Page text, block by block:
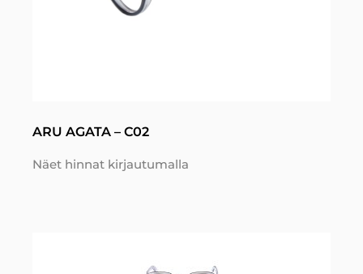
ARU AGATA – C02
Näet hinnat kirjautumalla